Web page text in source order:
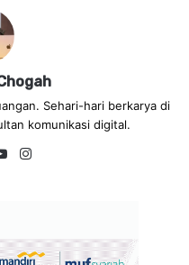
Sehari-hari berkarya di
komunikasi digital.
Yo